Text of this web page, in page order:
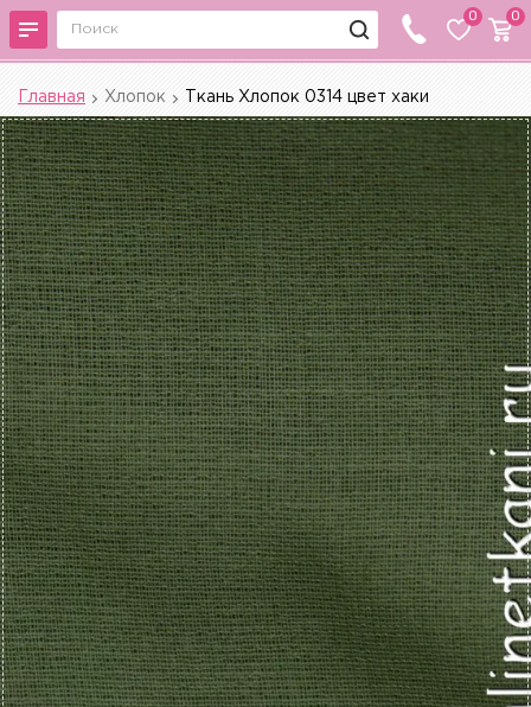
0 0
Главная Хлопок Ткань Хлопок 0314 цвет хаки